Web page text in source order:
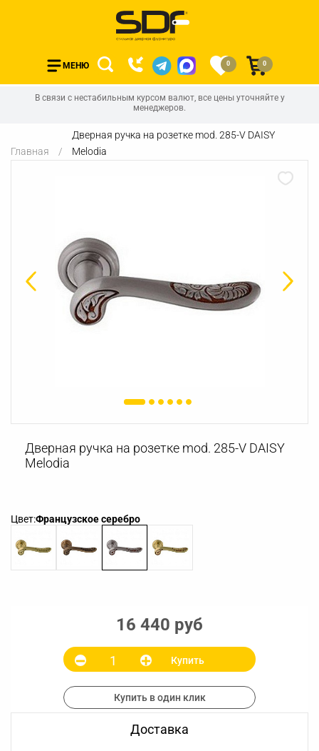
МЕНЮ 0 0
В связи с нестабильным курсом валют, все цены уточняйте у
менеджеров.
Главная
Дверная ручка на розетке mod. 285-V DAISY
Melodia
Дверная ручка на розетке mod. 285-V DAISY
Melodia
Цвет:Французское серебро
16 440 руб
Купить
Купить в один клик
Доставка